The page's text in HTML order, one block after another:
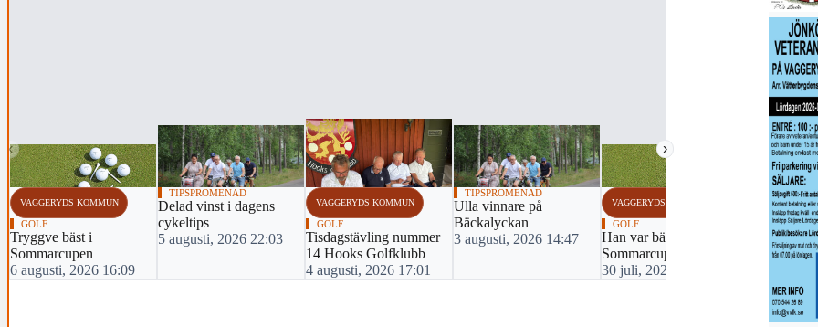
‹ ›
VAGGERYDS KOMMUN
GOLF
Tryggve bäst i
Sommarcupen
6 augusti, 2026 16:09
TIPSPROMENAD
Delad vinst i dagens
cykeltips
5 augusti, 2026 22:03
VAGGERYDS KOMMUN
GOLF
Tisdagstävling nummer
14 Hooks Golfklubb
4 augusti, 2026 17:01
TIPSPROMENAD
Ulla vinnare på
Bäckalyckan
3 augusti, 2026 14:47
VAGGERYDS KOMMUN
GOLF
Han var bäst i
Sommarcupen
30 juli, 2026 16:38
VAGGERYDS
GOLF
Tre i topp
sommarcup
23 juli,